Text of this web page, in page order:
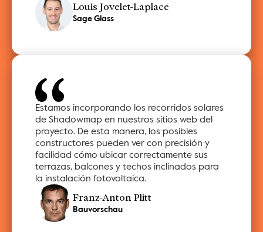
Louis Jovelet-Laplace
Sage Glass
Estamos incorporando los recorridos solares
de Shadowmap en nuestros sitios web del
proyecto. De esta manera, los posibles
constructores pueden ver con precisión y
facilidad cómo ubicar correctamente sus
terrazas, balcones y techos inclinados para
la instalación fotovoltaica.
Franz-Anton Plitt
Bauvorschau